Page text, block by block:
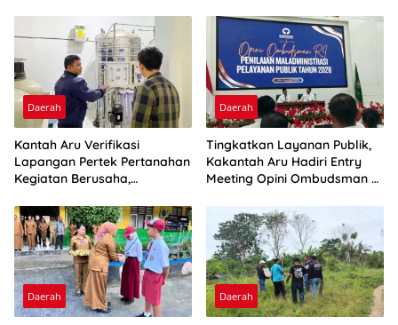
Daerah
Kantah Aru Verifikasi
Lapangan Pertek Pertanahan
Kegiatan Berusaha,
Daerah
Tingkatkan Layanan Publik,
Kakantah Aru Hadiri Entry
Meeting Opini Ombudsman RI
Daerah Daerah